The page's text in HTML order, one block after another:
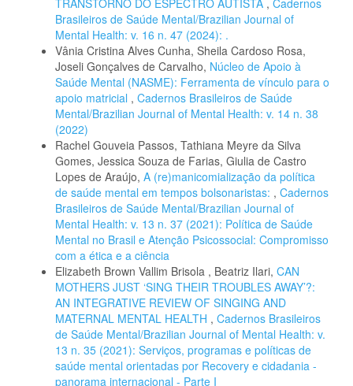
Brasileiros de Saúde Mental/Brazilian Journal of
Mental Health: v. 16 n. 47 (2024): .
Vânia Cristina Alves Cunha, Sheila Cardoso Rosa,
Joseli Gonçalves de Carvalho, Núcleo de Apoio à
Saúde Mental (NASME): Ferramenta de vínculo para o
apoio matricial , Cadernos Brasileiros de Saúde
Mental/Brazilian Journal of Mental Health: v. 14 n. 38
(2022)
Rachel Gouveia Passos, Tathiana Meyre da Silva
Gomes, Jessica Souza de Farias, Giulia de Castro
Lopes de Araújo, A (re)manicomialização da política
de saúde mental em tempos bolsonaristas: , Cadernos
Brasileiros de Saúde Mental/Brazilian Journal of
Mental Health: v. 13 n. 37 (2021): Política de Saúde
Mental no Brasil e Atenção Psicossocial: Compromisso
com a ética e a ciência
Elizabeth Brown Vallim Brisola , Beatriz Ilari, CAN
MOTHERS JUST ‘SING THEIR TROUBLES AWAY’?:
AN INTEGRATIVE REVIEW OF SINGING AND
MATERNAL MENTAL HEALTH , Cadernos Brasileiros
de Saúde Mental/Brazilian Journal of Mental Health: v.
13 n. 35 (2021): Serviços, programas e políticas de
saúde mental orientadas por Recovery e cidadania -
panorama internacional - Parte I